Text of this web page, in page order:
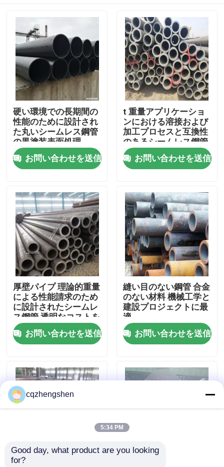
製品
ビデオ
企業情報
会社案内
品質管理
お問い合わせ
ニュース
継ぎ目が無い鋼管
硬い環境での長期間の
性能のために設計され
た丸いシームレス鋼管
の黒塗装表面処理
お問い合わせを送信
t 重量アプリケーショ
ンにおける溶接および
加工プロセスと互換性
のあるシームレス鋼管
お問い合わせを送信
厚壁パイプ 理論的重量
による性能請求のため
に設計されたシームレ
ス鋼管 透明なコストを
保証します
お問い合わせを送信
縫い目のない鋼管 合金
のない材料 機械工学と
建設プロジェクトに最
適
お問い合わせを送信
プラスチック製のパイ
cqzhengshen
5:34 PM
Good day, what product are you looking
for?